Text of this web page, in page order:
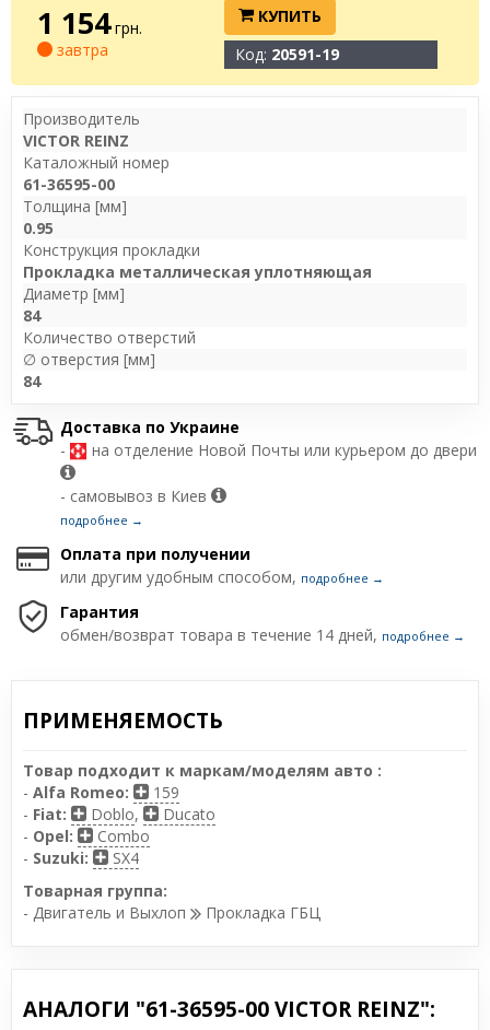
1 154 грн.
завтра
КУПИТЬ
Код: 20591-19
Производитель
VICTOR REINZ
Каталожный номер
61-36595-00
Толщина [мм]
0.95
Конструкция прокладки
Прокладка металлическая уплотняющая
Диаметр [мм]
84
Количество отверстий
∅ отверстия [мм]
84
Доставка по Украине
-
на отделение Новой Почты или курьером до двери
- самовывоз в Киев
подробнее →
Оплата при получении
или другим удобным способом, подробнее →
Гарантия
обмен/возврат товара в течение 14 дней, подробнее →
ПРИМЕНЯЕМОСТЬ
Товар подходит к маркам/моделям авто :
- Alfa Romeo:
159
- Fiat: Doblo,
Ducato
- Opel:
Combo
- Suzuki:
SX4
Товарная группа:
- Двигатель и Выхлоп
Прокладка ГБЦ
АНАЛОГИ "61-36595-00 VICTOR REINZ":